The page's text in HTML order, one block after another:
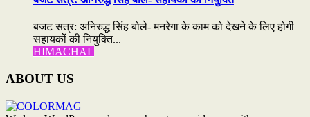
बजट सत्र: अनिरुद्ध सिंह बोले- मनरेगा के काम को देखने के लिए होगी
सहायकों की नियुक्ति...
HIMACHAL
ABOUT US